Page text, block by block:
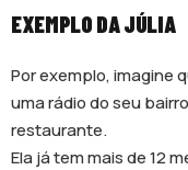
EXEMPLO DA JÚLIA
Por exemplo, imagine
uma rádio do seu
restaurante.
Ela já tem mais de 12